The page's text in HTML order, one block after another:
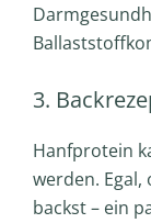
3.
Hanfprotein
werden.
backst – ein